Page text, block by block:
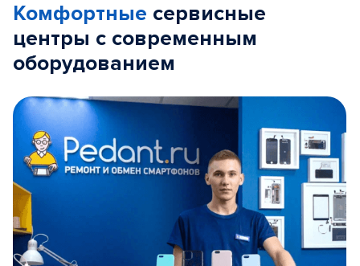
Комфортные сервисные
центры с современным
оборудованием